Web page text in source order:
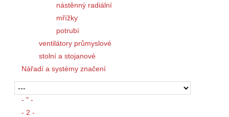
nástěnný radiální
mřížky
potrubí
ventilátory průmyslové
stolní a stojanové
Nářadí a systémy značení
- " -
- 2 -